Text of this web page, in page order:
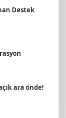
Destek
ara önde!